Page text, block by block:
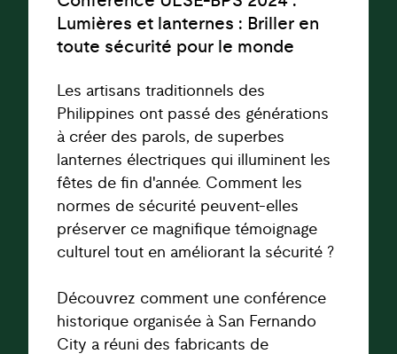
Lumières et lanternes : Briller en
toute sécurité pour le monde
Les artisans traditionnels des
Philippines ont passé des générations
à créer des parols, de superbes
lanternes électriques qui illuminent les
fêtes de fin d'année. Comment les
normes de sécurité peuvent-elles
préserver ce magnifique témoignage
culturel tout en améliorant la sécurité ?
Découvrez comment une conférence
historique organisée à San Fernando
City a réuni des fabricants de